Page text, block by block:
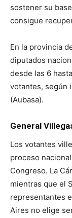
sostener su
consigue
En la provincia
diputados
desde las 6
votantes, según
(Aubasa).
General
Los votantes
proceso
Congreso. La
mientras que el
representantes
Aires no elige